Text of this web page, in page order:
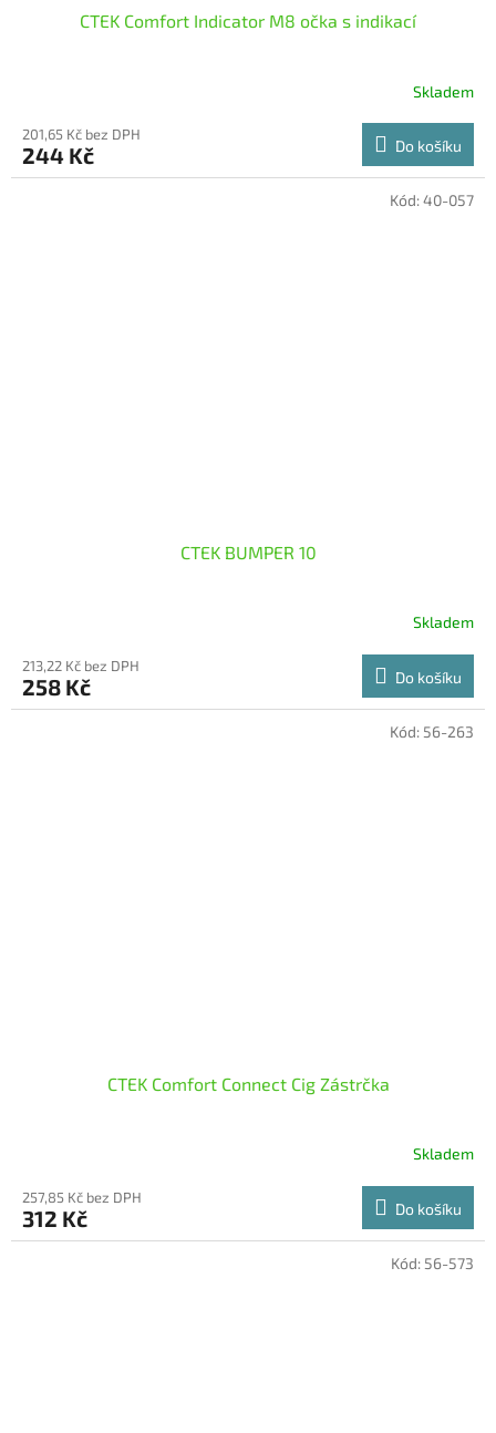
CTEK Comfort Indicator M8 očka s indikací
Skladem
201,65 Kč bez DPH
244 Kč Do košíku
CTEK BUMPER 10
Skladem
213,22 Kč bez DPH
258 Kč Do košíku
Kód:40-057
CTEK Comfort Connect Cig Zástrčka
Skladem
257,85 Kč bez DPH
312 Kč Do košíku
Kód: 56-263
Kód: 56-573